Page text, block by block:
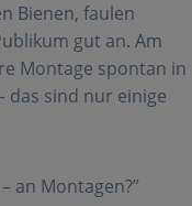
Bienen, faulen
gut an. Am
Montage spontan in
das sind nur einige
an Montagen?”